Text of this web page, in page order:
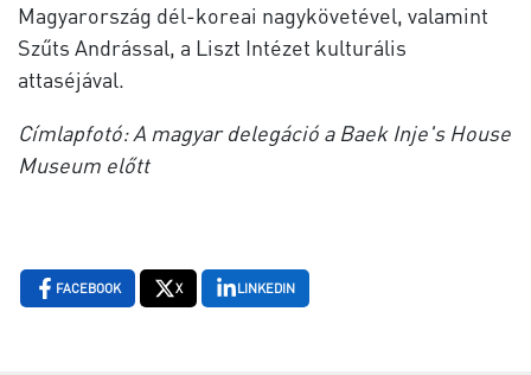
Magyarország dél-koreai nagykövetével, valamint
Szűts Andrással, a Liszt Intézet kulturális
attaséjával.
Címlapfotó: A magyar delegáció a Baek Inje's House
Museum előtt
FACEBOOK X LINKEDIN